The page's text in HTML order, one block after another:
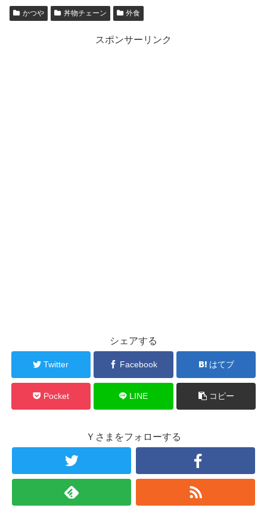
かつや 丼物チェーン 外食
スポンサーリンク
シェアする
Twitter Facebook はてブ
Pocket LINE コピー
Ｙさまをフォローする